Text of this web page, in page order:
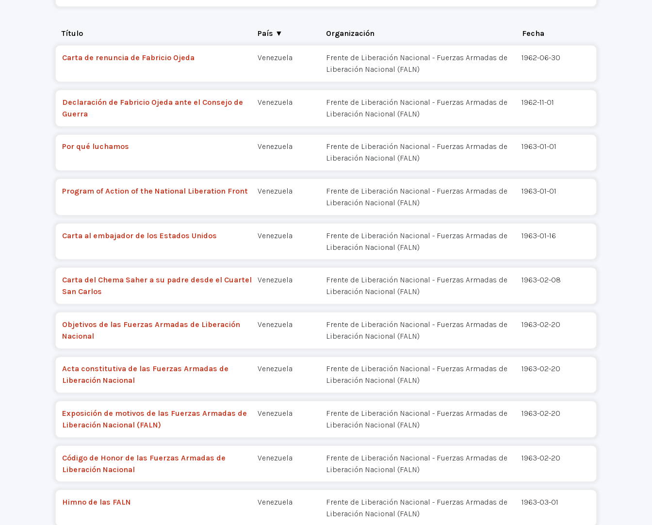
Título País ▼ Organización Fecha
Carta de renuncia de Fabricio Ojeda Venezuela
Frente de Liberación Nacional - Fuerzas Armadas de
Liberación Nacional (FALN)
1962-06-30
Declaración de Fabricio Ojeda ante el Consejo de
Guerra
Venezuela
Frente de Liberación Nacional - Fuerzas Armadas de
Liberación Nacional (FALN)
1962-11-01
Por qué luchamos Venezuela
Frente de Liberación Nacional - Fuerzas Armadas de
Liberación Nacional (FALN)
1963-01-01
Program of Action of the National Liberation Front Venezuela
Frente de Liberación Nacional - Fuerzas Armadas de
Liberación Nacional (FALN)
1963-01-01
Carta al embajador de los Estados Unidos Venezuela
Frente de Liberación Nacional - Fuerzas Armadas de
Liberación Nacional (FALN)
1963-01-16
Carta del Chema Saher a su padre desde el Cuartel
San Carlos
Venezuela
Frente de Liberación Nacional - Fuerzas Armadas de
Liberación Nacional (FALN)
1963-02-08
Objetivos de las Fuerzas Armadas de Liberación
Nacional
Venezuela
Frente de Liberación Nacional - Fuerzas Armadas de
Liberación Nacional (FALN)
1963-02-20
Acta constitutiva de las Fuerzas Armadas de
Liberación Nacional
Venezuela
Frente de Liberación Nacional - Fuerzas Armadas de
Liberación Nacional (FALN)
1963-02-20
Exposición de motivos de las Fuerzas Armadas de
Liberación Nacional (FALN)
Venezuela
Frente de Liberación Nacional - Fuerzas Armadas de
Liberación Nacional (FALN)
1963-02-20
Código de Honor de las Fuerzas Armadas de
Liberación Nacional
Venezuela
Frente de Liberación Nacional - Fuerzas Armadas de
Liberación Nacional (FALN)
1963-02-20
Himno de las FALN Venezuela
Frente de Liberación Nacional - Fuerzas Armadas de
Liberación Nacional (FALN)
1963-03-01